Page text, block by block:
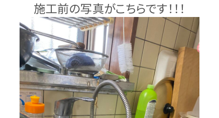
施工前の写真がこちらです！！！